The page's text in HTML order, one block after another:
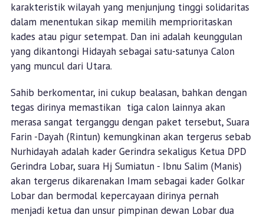
karakteristik wilayah yang menjunjung tinggi solidaritas
dalam menentukan sikap memilih memprioritaskan
kades atau pigur setempat. Dan ini adalah keunggulan
yang dikantongi Hidayah sebagai satu-satunya Calon
yang muncul dari Utara.
Sahib berkomentar, ini cukup bealasan, bahkan dengan
tegas dirinya memastikan tiga calon lainnya akan
merasa sangat terganggu dengan paket tersebut, Suara
Farin -Dayah (Rintun) kemungkinan akan tergerus sebab
Nurhidayah adalah kader Gerindra sekaligus Ketua DPD
Gerindra Lobar, suara Hj Sumiatun - Ibnu Salim (Manis)
akan tergerus dikarenakan Imam sebagai kader Golkar
Lobar dan bermodal kepercayaan dirinya pernah
menjadi ketua dan unsur pimpinan dewan Lobar dua